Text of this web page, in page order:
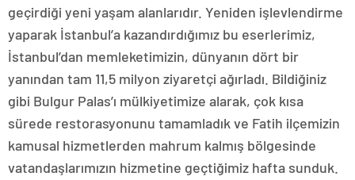
geçirdiği yeni yaşam alanlarıdır. Yeniden işlevlendirme
yaparak İstanbul’a kazandırdığımız bu eserlerimiz,
İstanbul’dan memleketimizin, dünyanın dört bir
yanından tam 11,5 milyon ziyaretçi ağırladı. Bildiğiniz
gibi Bulgur Palas’ı mülkiyetimize alarak, çok kısa
sürede restorasyonunu tamamladık ve Fatih ilçemizin
kamusal hizmetlerden mahrum kalmış bölgesinde
vatandaşlarımızın hizmetine geçtiğimiz hafta sunduk.